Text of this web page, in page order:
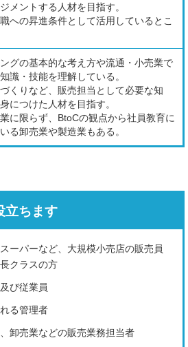
メントする人材を目指す。
への昇進条件として活用しているとこ
グの基本的な考え方や流通・小売業で
識・技能を理解している。
くりなど、販売担当として必要な知
につけた人材を目指す。
に限らず、BtoCの観点から社員教育に
る卸売業や製造業もある。
立ちます
ーパーなど、大規模小売店の販売員
クラスの方
び従業員
る管理者
卸売業などの販売業務担当者